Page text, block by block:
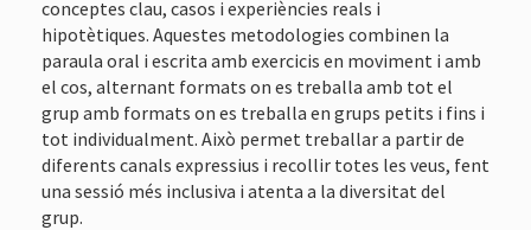
conceptes clau, casos i experiències reals i
hipotètiques. Aquestes metodologies combinen la
paraula oral i escrita amb exercicis en moviment i amb
el cos, alternant formats on es treballa amb tot el
grup amb formats on es treballa en grups petits i fins i
tot individualment. Això permet treballar a partir de
diferents canals expressius i recollir totes les veus, fent
una sessió més inclusiva i atenta a la diversitat del
grup.